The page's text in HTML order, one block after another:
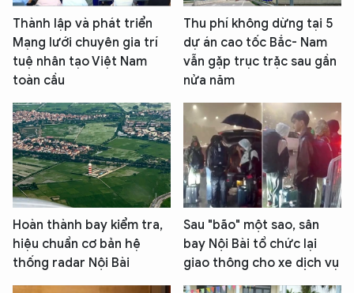
Thành lập và phát triển
Mạng lưới chuyên gia trí
tuệ nhân tạo Việt Nam
toàn cầu
Thu phí không dừng tại 5
dự án cao tốc Bắc- Nam
vẫn gặp trục trặc sau gần
nửa năm
Hoàn thành bay kiểm tra,
hiệu chuẩn cơ bản hệ
thống radar Nội Bài
Sau "bão" một sao, sân
bay Nội Bài tổ chức lại
giao thông cho xe dịch vụ